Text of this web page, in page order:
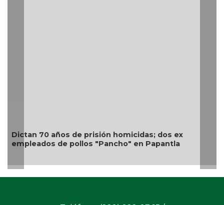
Transformación con justicia social, mil 800
personas de 7 municipios reciben Apoyo a la
Palabra: Nahle